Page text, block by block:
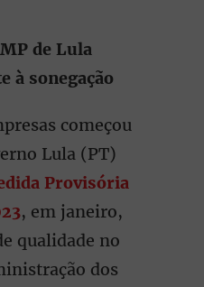
de Lula
à sonegação
começou
Lula (PT)
Provisória
, em janeiro,
qualidade no
dos